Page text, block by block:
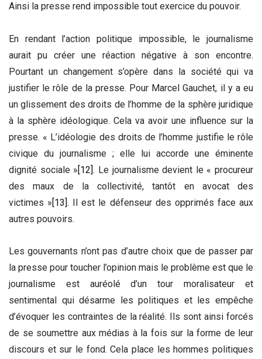
Ainsi la presse rend impossible tout exercice du pouvoir.
En rendant l’action politique impossible, le journalisme
aurait pu créer une réaction négative à son encontre.
Pourtant un changement s’opère dans la société qui va
justifier le rôle de la presse. Pour Marcel Gauchet, il y a eu
un glissement des droits de l’homme de la sphère juridique
à la sphère idéologique. Cela va avoir une influence sur la
presse. « L’idéologie des droits de l’homme justifie le rôle
civique du journalisme ; elle lui accorde une éminente
dignité sociale »[12]. Le journalisme devient le « procureur
des maux de la collectivité, tantôt en avocat des
victimes »[13]. Il est le défenseur des opprimés face aux
autres pouvoirs.
Les gouvernants n’ont pas d’autre choix que de passer par
la presse pour toucher l’opinion mais le problème est que le
journalisme est auréolé d’un tour moralisateur et
sentimental qui désarme les politiques et les empêche
d’évoquer les contraintes de la réalité. Ils sont ainsi forcés
de se soumettre aux médias à la fois sur la forme de leur
discours et sur le fond. Cela place les hommes politiques